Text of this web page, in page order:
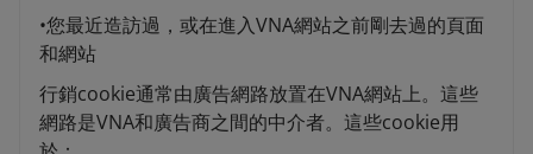
•您最近造訪過，或在進入VNA網站之前剛去過的頁面
和網站
行銷cookie通常由廣告網路放置在VNA網站上。這些
網路是VNA和廣告商之間的中介者。這些cookie用